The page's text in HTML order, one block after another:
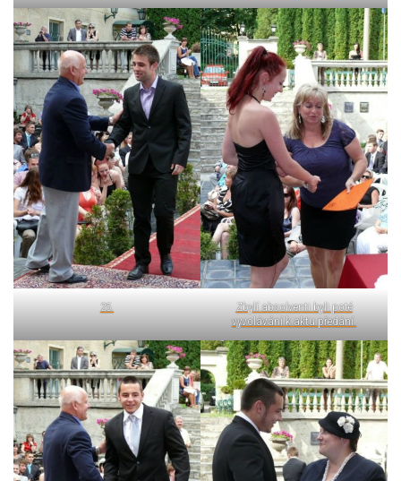
25.
Zbylí absolventi byli poté
vyvolávání k aktu předání.